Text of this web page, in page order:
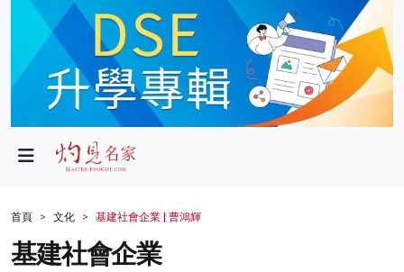
政局
財經
生活
首頁 文化 基建社會企業 | 曹鴻輝
基建社會企業